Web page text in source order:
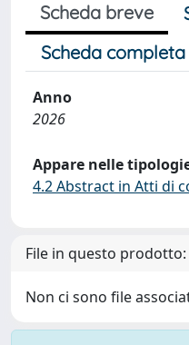
Scheda breve
Scheda completa
Anno
2026
Appare nelle
4.2 Abstract in Atti di
File in questo prodotto:
Non ci sono file